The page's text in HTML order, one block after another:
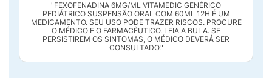
"FEXOFENADINA 6MG/ML VITAMEDIC GENÉRICO
PEDIÁTRICO SUSPENSÃO ORAL COM 60ML 12H É UM
MEDICAMENTO. SEU USO PODE TRAZER RISCOS. PROCURE
O MÉDICO E O FARMACÊUTICO. LEIA A BULA. SE
PERSISTIREM OS SINTOMAS, O MÉDICO DEVERÁ SER
CONSULTADO."